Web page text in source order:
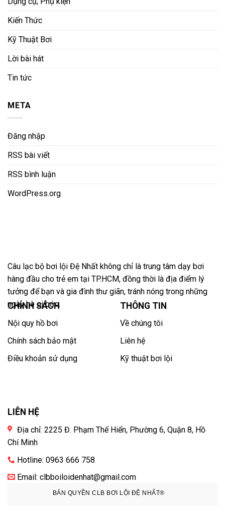
Kiến Thức
Kỹ Thuật Bơi
Lời bài hát
Tin tức
META
Đăng nhập
RSS bài viết
RSS bình luận
WordPress.org
Câu lạc bộ bơi lội Đệ Nhất không chỉ là trung tâm dạy bơi
hàng đầu cho trẻ em tại TP.HCM, đồng thời là địa điểm lý
tưởng để bạn và gia đình thư giãn, tránh nóng trong những
ngày hè oi bức.
CHÍNH SÁCH
Nội quy hồ bơi
Chính sách bảo mật
Điều khoản sử dụng
THÔNG TIN
Về chúng tôi
Liên hệ
Kỹ thuật bơi lội
LIÊN HỆ
Địa chỉ: 2225 Đ. Phạm Thế Hiển, Phường 6, Quận 8, Hồ
Chí Minh
Hotline: 0963 666 758
Email: clbboiloidenhat@gmail.com
BẢN QUYỀN CLB BƠI LỘI ĐỆ NHẤT®️